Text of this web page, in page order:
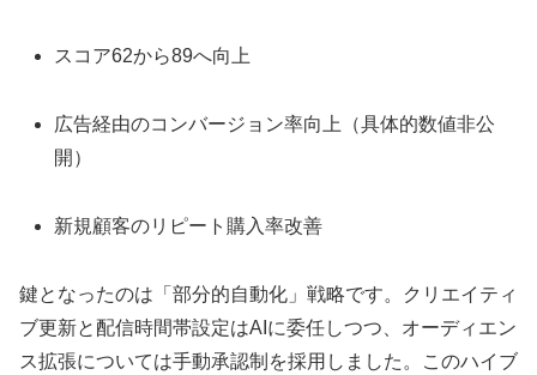
スコア62から89へ向上
広告経由のコンバージョン率向上（具体的数値非公
開）
新規顧客のリピート購入率改善
鍵となったのは「部分的自動化」戦略です。クリエイティ
ブ更新と配信時間帯設定はAIに委任しつつ、オーディエン
ス拡張については手動承認制を採用しました。このハイブ